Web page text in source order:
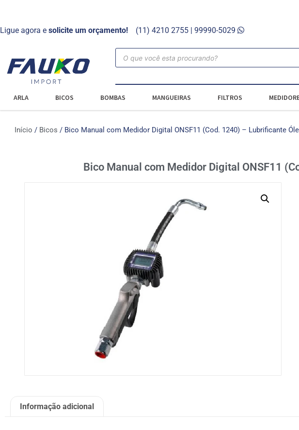
Ligue agora e solicite um orçamento! (11) 4210 2755 | 99990-5029
ARLA BICOS BOMBAS MANGUEIRAS FILTROS
Início / Bicos / Bico Manual com Medidor Digital ONSF11 (Cod. 1240) – Lubrificante
Bico Manual com Medidor Digital ONSF11
Informação adicional